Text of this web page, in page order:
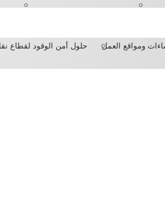
ومواقع العمل حلول أمن الوقود لقطاع